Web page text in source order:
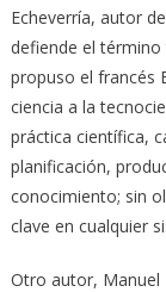
Echeverría, autor
defiende el
propuso el francés
ciencia a la
práctica científica,
planificación,
conocimiento; sin
clave en cualquier
Otro autor, Manuel